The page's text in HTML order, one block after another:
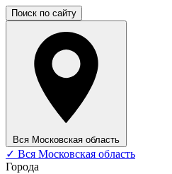
Поиск по сайту
Вся Московская область
✓ Вся Московская область
Города